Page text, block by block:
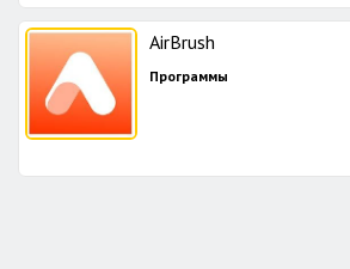
AirBrush
Программы